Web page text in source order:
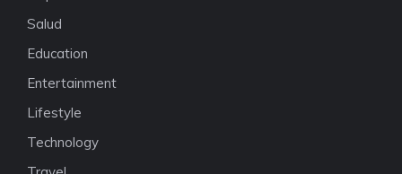
Salud
Education
Entertainment
Lifestyle
Technology